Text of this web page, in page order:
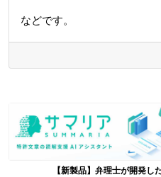
などです。
【新製品】弁理士が開発し